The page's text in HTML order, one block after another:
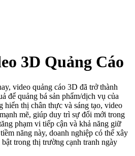
3D Quảng Cáo
video quảng cáo 3D đã trở thành
để quảng bá sản phẩm/dịch vụ của
hiển thị chân thực và sáng tạo, video
mẽ, giúp duy trì sự đổi mới trong
phạm vi tiếp cận và khả năng giữ
năng này, doanh nghiệp có thể xây
trong thị trường cạnh tranh ngày